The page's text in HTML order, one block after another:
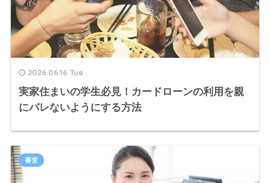
2026.06.16 Tue
実家住まいの学生必見！カードローンの利用を親
にバレないようにする方法
審査